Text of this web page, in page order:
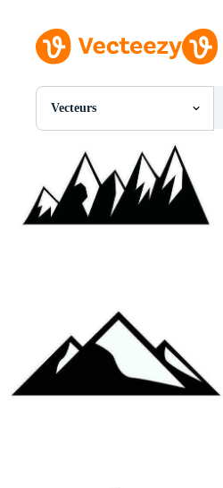
Vecteurs
Toutes Images
Photos
PNGs
PSDs
SVGs
Modèles
Événements Éditoriaux